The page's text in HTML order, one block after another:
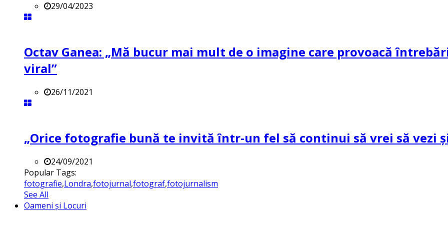
29/04/2023
Octav Ganea: „Mă bucur mai mult de o imagine care provoacă
viral”
26/11/2021
„Orice fotografie bună te invită într-un fel să continui să vrei să vezi
24/09/2021
Popular Tags:
fotografie,Londra,fotojurnal,fotograf,fotojurnalism
See All
Oameni și Locuri